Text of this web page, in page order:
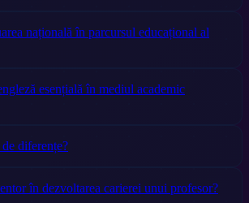
națională în parcursul educațional al
esențială în mediul academic
diferențe?
în dezvoltarea carierei unui profesor?